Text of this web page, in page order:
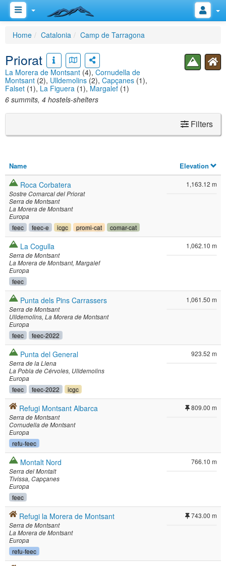
Home Catalonia Camp de Tarragona
Priorat
La Morera de Montsant (4), Cornudella de
Montsant (2), Ulldemolins (2), Capçanes (1),
Falset (1), La Figuera (1), Margalef (1)
6 summits, 4 hostels-shelters
Filters
Name Elevation
Roca Corbatera
Sostre Comarcal del Priorat
Serra de Montsant
La Morera de Montsant
Europa
feec feec-e icgc promi-cat comar-cat
1,163.12 m
La Cogulla
Serra de Montsant
La Morera de Montsant Margalef
Europa
feec
1,062.10 m
Punta dels Pins Carrassers
Serra de Montsant
Ulldemolins La Morera de Montsant
Europa
feec feec-2022
1,061.50 m
Punta del General
Serra de la Llena
La Pobla de Cérvoles Ulldemolins
Europa
feec feec-2022 icgc
923.52 m
Refugi Montsant Albarca
Serra de Montsant
Cornudella de Montsant
Europa
refu-feec
809.00 m
Montalt Nord
Serra del Montalt
Tivissa Capçanes
Europa
feec
766.10 m
Refugi la Morera de Montsant
Serra de Montsant
La Morera de Montsant
Europa
refu-feec
743.00 m